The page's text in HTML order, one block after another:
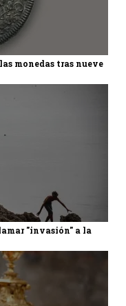
monedas tras nueve
"invasión" a la